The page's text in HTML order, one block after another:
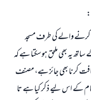
كرنے والے كى طرف مسجد
يہ بھى ملحق ہو سكتا ہے كہ
كرنا بھى جائز ہے، مصنف
كے اس ليے ذكر كيا ہے تا